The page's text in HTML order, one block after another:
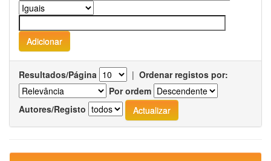
Resultados/Página | Ordenar registos por:
Por ordem
Autores/Registo